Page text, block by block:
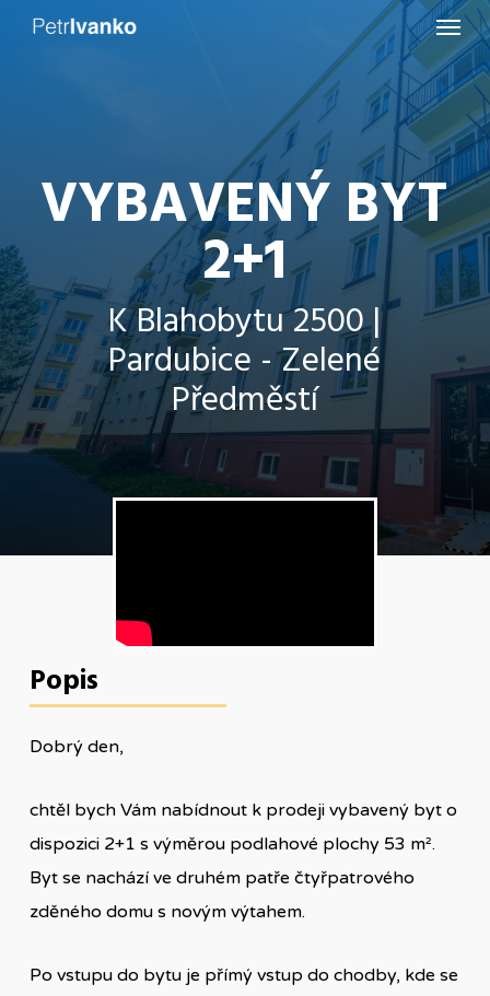
Skip
Menu
VYBAVENÝ BYT
2+1
K Blahobytu 2500 |
Pardubice - Zelené
Předměstí
Popis
Dobrý den,
chtěl bych Vám nabídnout k prodeji vybavený byt o
dispozici 2+1 s výměrou podlahové plochy 53 m².
Byt se nachází ve druhém patře čtyřpatrového
zděného domu s novým výtahem.
Po vstupu do bytu je přímý vstup do chodby, kde se